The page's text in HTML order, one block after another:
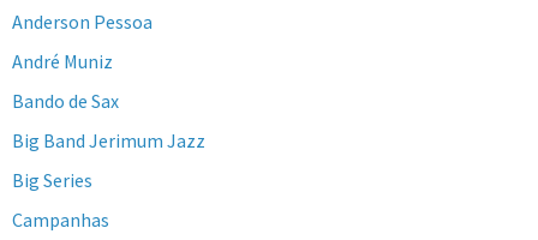
Anderson Pessoa
André Muniz
Bando de Sax
Big Band Jerimum Jazz
Big Series
Campanhas